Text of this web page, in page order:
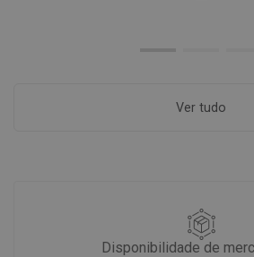
Ver tudo
Disponibilidade de